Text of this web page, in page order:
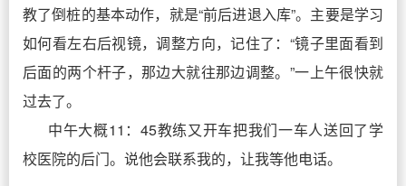
教了倒桩的基本动作，就是“前后进退入库”。主要是学习
如何看左右后视镜，调整方向，记住了：“镜子里面看到
后面的两个杆子，那边大就往那边调整。”一上午很快就
过去了。
中午大概11：45教练又开车把我们一车人送回了学
校医院的后门。说他会联系我的，让我等他电话。